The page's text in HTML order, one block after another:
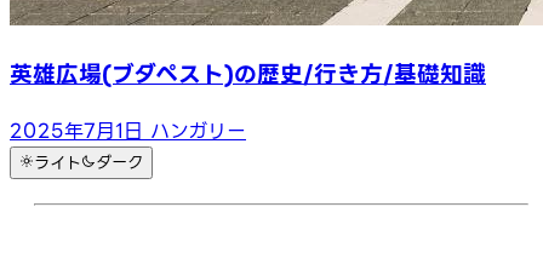
英雄広場(ブダペスト)の歴史/行き方/基礎知識
2025年7月1日 ハンガリー
ライト ダーク